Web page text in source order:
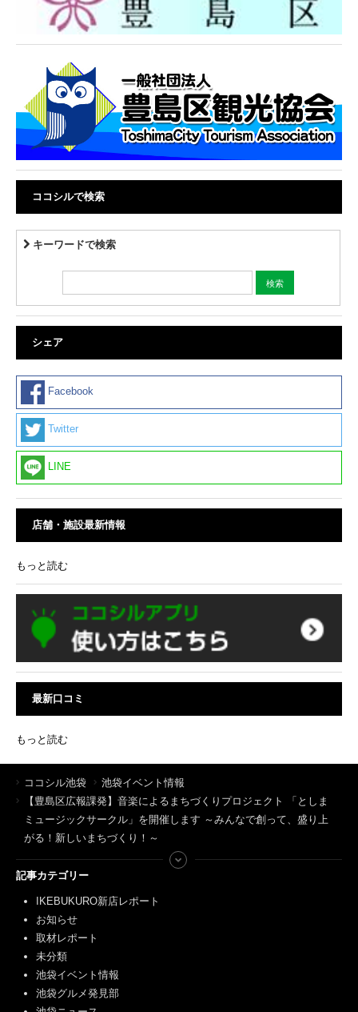
ココシルで検索
キーワードで検索
シェア
Facebook
Twitter
LINE
店舗・施設最新情報
もっと読む
最新口コミ
もっと読む
ココシル池袋
池袋イベント情報
【豊島区広報課発】音楽によるまちづくりプロジェクト 「としま
ミュージックサークル」を開催します ～みんなで創って、盛り上
がる！新しいまちづくり！～
記事カテゴリー
IKEBUKURO新店レポート
お知らせ
取材レポート
未分類
池袋イベント情報
池袋グルメ発見部